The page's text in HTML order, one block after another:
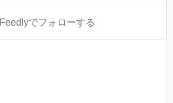
Feedlyでフォローする